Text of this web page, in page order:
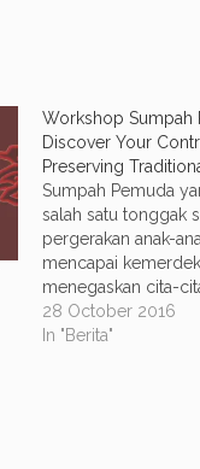
Workshop Sumpah
Discover Your
Preserving
Sumpah Pemuda
salah satu tonggak
pergerakan anak-
mencapai
menegaskan cita-
negara Indonesia.
Kongres Pemuda II
28 October 2016
In "Berita"